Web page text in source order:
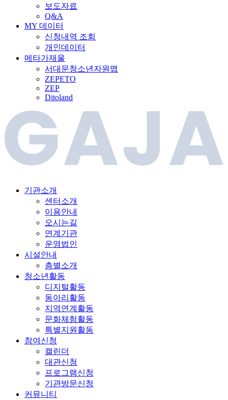
보도자료
Q&A
MY 데이터
신청내역 조회
개인데이터
메타가재울
서대문청소년자원맵
ZEPETO
ZEP
Ditoland
기관소개
센터소개
이용안내
오시는길
연계기관
운영법인
시설안내
층별소개
청소년활동
디지털활동
동아리활동
지역연계활동
문화체험활동
특별지원활동
참여신청
캘린더
대관신청
프로그램신청
기관방문신청
커뮤니티